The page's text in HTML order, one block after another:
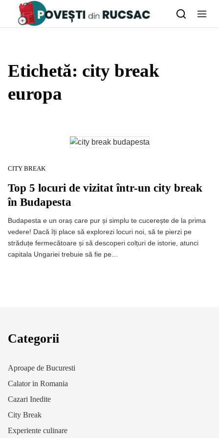
Skip to content
Etichetă: city break
europa
CITY BREAK
Top 5 locuri de vizitat într-un city break
în Budapesta
Budapesta e un oraș care pur și simplu te cucerește de la prima
vedere! Dacă îți place să explorezi locuri noi, să te pierzi pe
străduțe fermecătoare și să descoperi colțuri de istorie, atunci
capitala Ungariei trebuie să fie pe…
Categorii
Aproape de Bucuresti
Calator in Romania
Cazari Inedite
City Break
Experiente culinare